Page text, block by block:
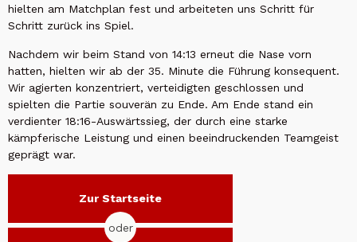
hielten am Matchplan fest und arbeiteten uns Schritt für
Schritt zurück ins Spiel.
Nachdem wir beim Stand von 14:13 erneut die Nase vorn
hatten, hielten wir ab der 35. Minute die Führung konsequent.
Wir agierten konzentriert, verteidigten geschlossen und
spielten die Partie souverän zu Ende. Am Ende stand ein
verdienter 18:16-Auswärtssieg, der durch eine starke
kämpferische Leistung und einen beeindruckenden Teamgeist
geprägt war.
Zur Startseite
oder